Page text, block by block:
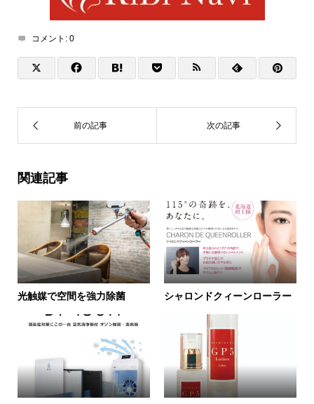
コメント: 0
関連記事
光触媒で空間を強力除菌 シャロンドクィーンローラー